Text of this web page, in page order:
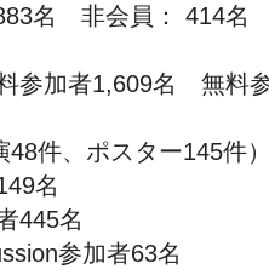
名 非会員： 414
参加者1,609名 無料
48件、ポスター145件
名
445名
参加者63名